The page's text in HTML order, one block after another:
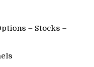
– Stocks –